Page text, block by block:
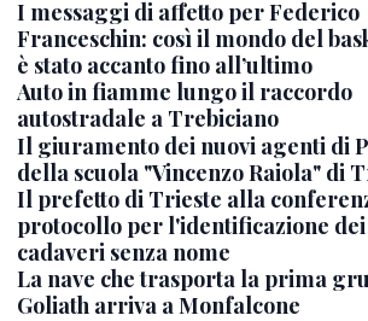
I messaggi di affetto per Federico
Franceschin: così il mondo del
è stato accanto fino all’ultimo
Auto in fiamme lungo il raccordo
autostradale a Trebiciano
Il giuramento dei nuovi agenti di
della scuola "Vincenzo Raiola" di
Il prefetto di Trieste alla
protocollo per l'identificazione dei
cadaveri senza nome
La nave che trasporta la prima gru
Goliath arriva a Monfalcone